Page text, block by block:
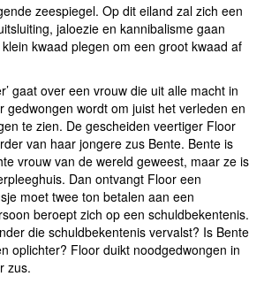
zeespiegel. Op dit eiland zal zich een
jaloezie en kannibalisme gaan
kwaad plegen om een groot kwaad af
gaat over een vrouw die uit alle macht in
gedwongen wordt om juist het verleden en
te zien. De gescheiden veertiger Floor
van haar jongere zus Bente. Bente is
vrouw van de wereld geweest, maar ze is
Dan ontvangt Floor een
moet twee ton betalen aan een
beroept zich op een schuldbekentenis.
die schuldbekentenis vervalst? Is Bente
oplichter? Floor duikt noodgedwongen in
zus.